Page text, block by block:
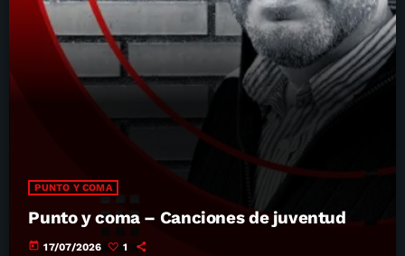
PUNTO Y COMA
Punto y coma – Canciones de juventud
today 17/07/2026 1